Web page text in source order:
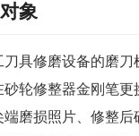
象
具修磨设备的磨
轮修整器金刚笔
磨损照片、修整